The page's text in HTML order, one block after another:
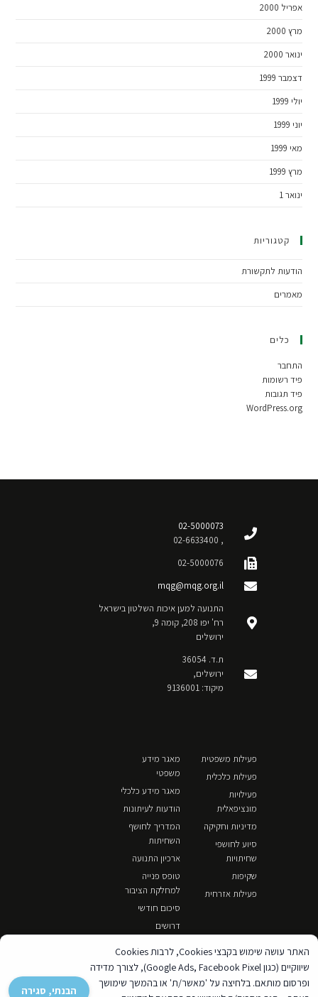
אפריל 2000
מרץ 2000
ינואר 2000
דצמבר 1999
יולי 1999
יוני 1999
מאי 1999
מרץ 1999
ינואר 1
קטגוריות
הודעות לתקשורת
מאמרים
כלים
התחבר
פיד רשומות
פיד תגובות
WordPress.org
02-5000073
, 02-6633400
02-5000076
mqg@mqg.org.il
התנועה למען איכות השלטון בישראל
רח' יפו 208, קומה 9,
ירושלים
ת.ד. 36054
ירושלים,
מיקוד: 9136001
פעילות משפטית
פעילות כלכלית
פעילויות
מונציפאלית
מדיניות וחקיקה
סיוע לחושפי
שחיתויות
שקיפות
פעילות אזרחית
מאגר מידע
משפטי
מאגר מידע כלכלי
הודעות לעיתונות
המדריך לחושף
השחיתות
ארכיון התנועה
טופס פנייה
למחלקת הציבור
סיכום חודשי
דרושים
הבנתי, סגירה
האתר עושה שימוש בקבצי Cookies, לרבות Cookies
שיווקיים (כגון Google Ads, Facebook Pixel), לצורך מדידה
ופרסום מותאם. בלחיצה על 'מאשר/ת' או בהמשך שימושך